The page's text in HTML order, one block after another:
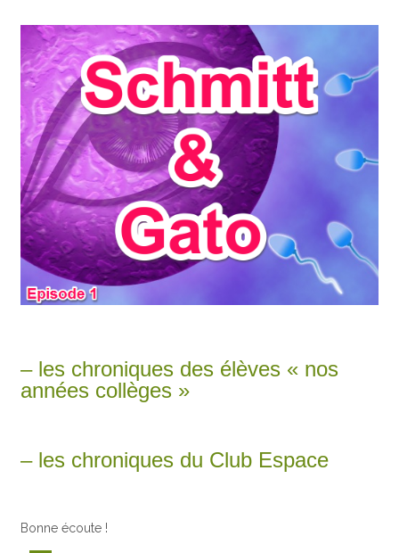
– les chroniques des élèves « nos
années collèges »
– les chroniques du Club Espace
Bonne écoute !